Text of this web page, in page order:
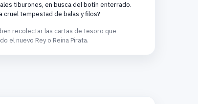
tiburones, en busca del botín enterrado.
cruel tempestad de balas y filos?
recolectar las cartas de tesoro que
el nuevo Rey o Reina Pirata.